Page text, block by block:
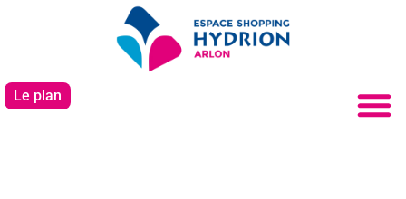
Le plan